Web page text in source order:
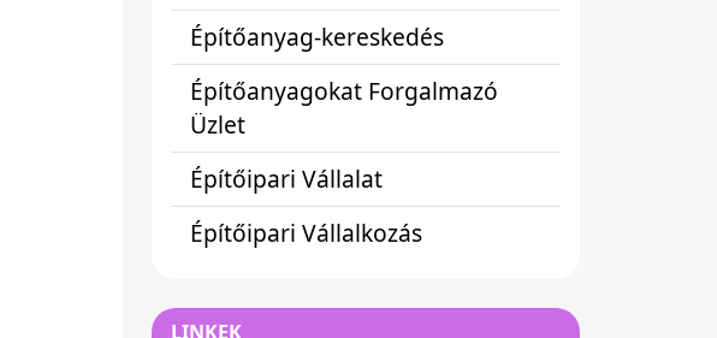
Építőanyag-kereskedés
Építőanyagokat Forgalmazó
Üzlet
Építőipari Vállalat
Építőipari Vállalkozás
LINKEK